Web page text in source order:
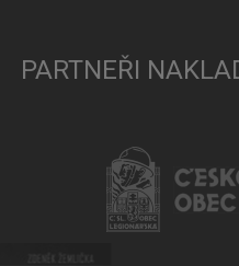
PARTNEŘI